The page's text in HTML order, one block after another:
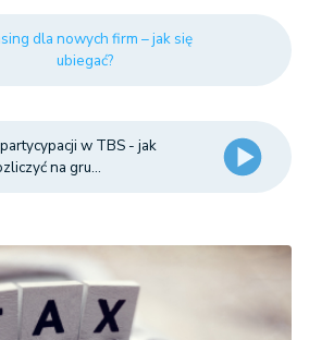
dla nowych firm – jak się
ubiegać?
w TBS - jak
na gru...